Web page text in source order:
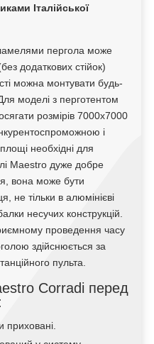
Італійської
пергола може
додаткових стійок)
можна монтувати будь-
моделі з перготентом
розмірів 7000х7000
і
необхідні для
Maestro дуже добре
вона може бути
не тільки в алюмінієві
несучих конструкцій.
проведення часу
здійснюється за
пульта.
Сorradi перед
приховані.